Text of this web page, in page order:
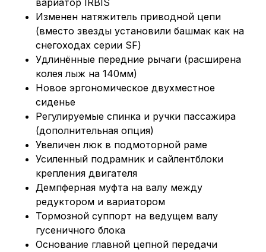
вариатор IRBIS
Изменен натяжитель приводной цепи
(вместо звезды установили башмак как на
снегоходах серии SF)
Удлинённые передние рычаги (расширена
колея лыж на 140мм)
Новое эргономическое двухместное
сиденье
Регулируемые спинка и ручки пассажира
(дополнительная опция)
Увеличен люк в подмоторной раме
Усиленный подрамник и сайлентблоки
крепления двигателя
Демпферная муфта на валу между
редуктором и вариатором
Тормозной суппорт на ведущем валу
гусеничного блока
Основание главной цепной передачи